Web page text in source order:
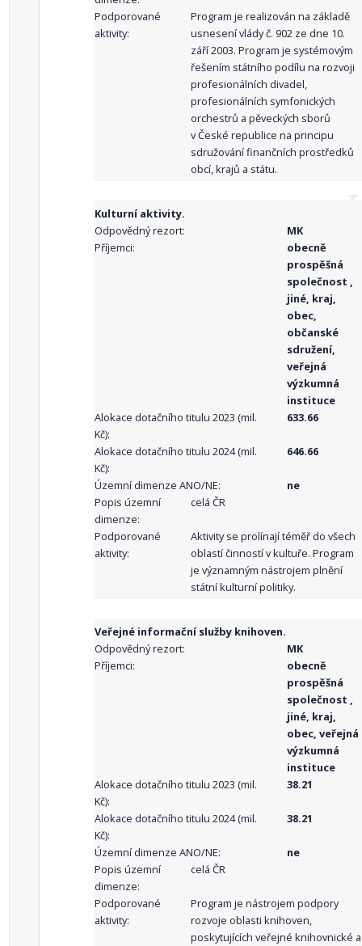
Podporované
aktivity:
Program je realizován na základě
usnesení vlády č. 902 ze dne 10.
září 2003. Program je systémovým
řešením státního podílu na rozvoji
profesionálních divadel,
profesionálních symfonických
orchestrů a pěveckých sborů
v České republice na principu
sdružování finančních prostředků
obcí, krajů a státu.
Kulturní aktivity.
Odpovědný rezort:
MK
Příjemci:
obecně
prospěšná
společnost ,
jiné, kraj,
obec,
občanské
sdružení,
veřejná
výzkumná
instituce
Alokace dotačního titulu 2023 (mil.
Kč):
633.66
Alokace dotačního titulu 2024 (mil.
Kč):
646.66
Územní dimenze ANO/NE:
ne
Popis územní
dimenze:
celá ČR
Podporované
aktivity:
Aktivity se prolínají téměř do všech
oblastí činností v kultuře. Program
je významným nástrojem plnění
státní kulturní politiky.
Veřejné informační služby knihoven.
Odpovědný rezort:
MK
Příjemci:
obecně
prospěšná
společnost ,
jiné, kraj,
obec, veřejná
výzkumná
instituce
Alokace dotačního titulu 2023 (mil.
Kč):
38.21
Alokace dotačního titulu 2024 (mil.
Kč):
38.21
Územní dimenze ANO/NE:
ne
Popis územní
dimenze:
celá ČR
Podporované
aktivity:
Program je nástrojem podpory
rozvoje oblasti knihoven,
poskytujících veřejné knihovnické a